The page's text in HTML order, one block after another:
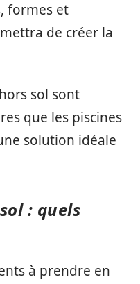
formes et
de créer la
sol sont
que les piscines
solution idéale
: quels
à prendre en